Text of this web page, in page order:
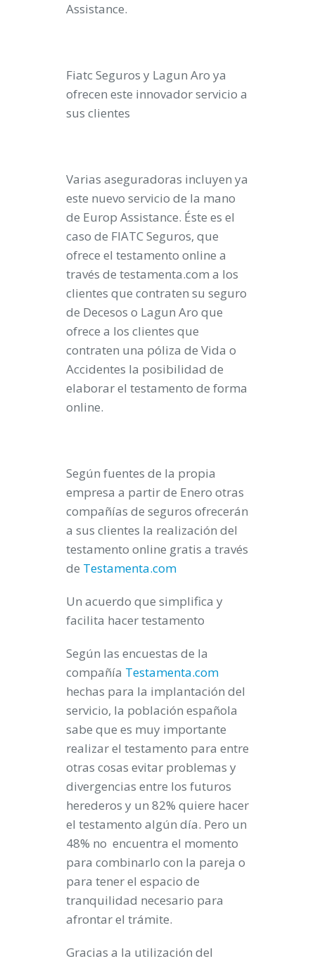
Assistance.
Fiatc Seguros y Lagun Aro ya
ofrecen este innovador servicio a
sus clientes
Varias aseguradoras incluyen ya
este nuevo servicio de la mano
de Europ Assistance. Éste es el
caso de FIATC Seguros, que
ofrece el testamento online a
través de testamenta.com a los
clientes que contraten su seguro
de Decesos o Lagun Aro que
ofrece a los clientes que
contraten una póliza de Vida o
Accidentes la posibilidad de
elaborar el testamento de forma
online.
Según fuentes de la propia
empresa a partir de Enero otras
compañías de seguros ofrecerán
a sus clientes la realización del
testamento online gratis a través
de Testamenta.com
Un acuerdo que simplifica y
facilita hacer testamento
Según las encuestas de la
compañía Testamenta.com
hechas para la implantación del
servicio, la población española
sabe que es muy importante
realizar el testamento para entre
otras cosas evitar problemas y
divergencias entre los futuros
herederos y un 82% quiere hacer
el testamento algún día. Pero un
48% no encuentra el momento
para combinarlo con la pareja o
para tener el espacio de
tranquilidad necesario para
afrontar el trámite.
Gracias a la utilización del